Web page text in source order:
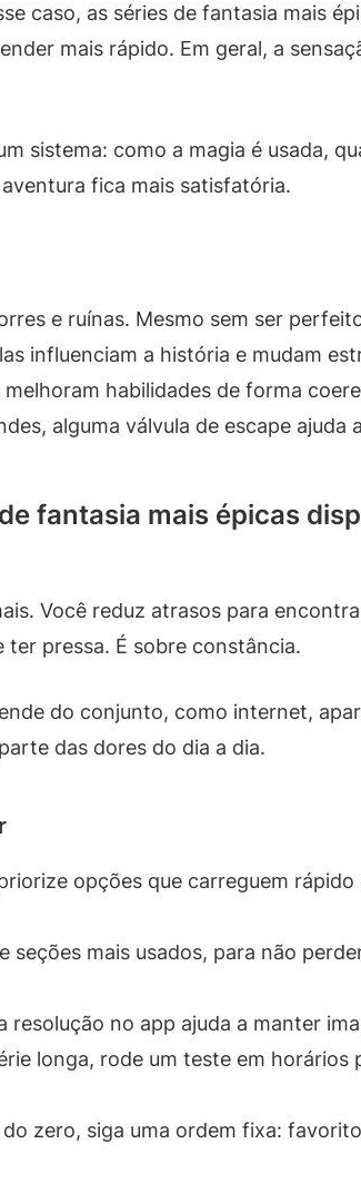
caso, as séries de fantasia mais
mais rápido. Em geral, a
sistema: como a magia é usada,
fica mais satisfatória.
e ruínas. Mesmo sem ser
influenciam a história e mudam
habilidades de forma
alguma válvula de escape ajuda
fantasia mais épicas
Você reduz atrasos para
pressa. É sobre constância.
do conjunto, como internet,
das dores do dia a dia.
opções que carreguem
seções mais usados, para não
resolução no app ajuda a manter
longa, rode um teste em horários
zero, siga uma ordem fixa: